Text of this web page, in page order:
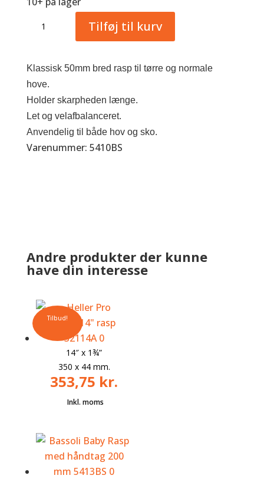
Costanze
Tilføj til kurv
Klassisk 50mm bred rasp til tørre og normale
hove.
Holder skarpheden længe.
Let og velafbalanceret.
Anvendelig til både hov og sko.
Varenummer: 5410BS
Andre produkter der kunne
have din interesse
14″ x 1¾”
350 x 44 mm.
353,75 kr.
Tilbud!